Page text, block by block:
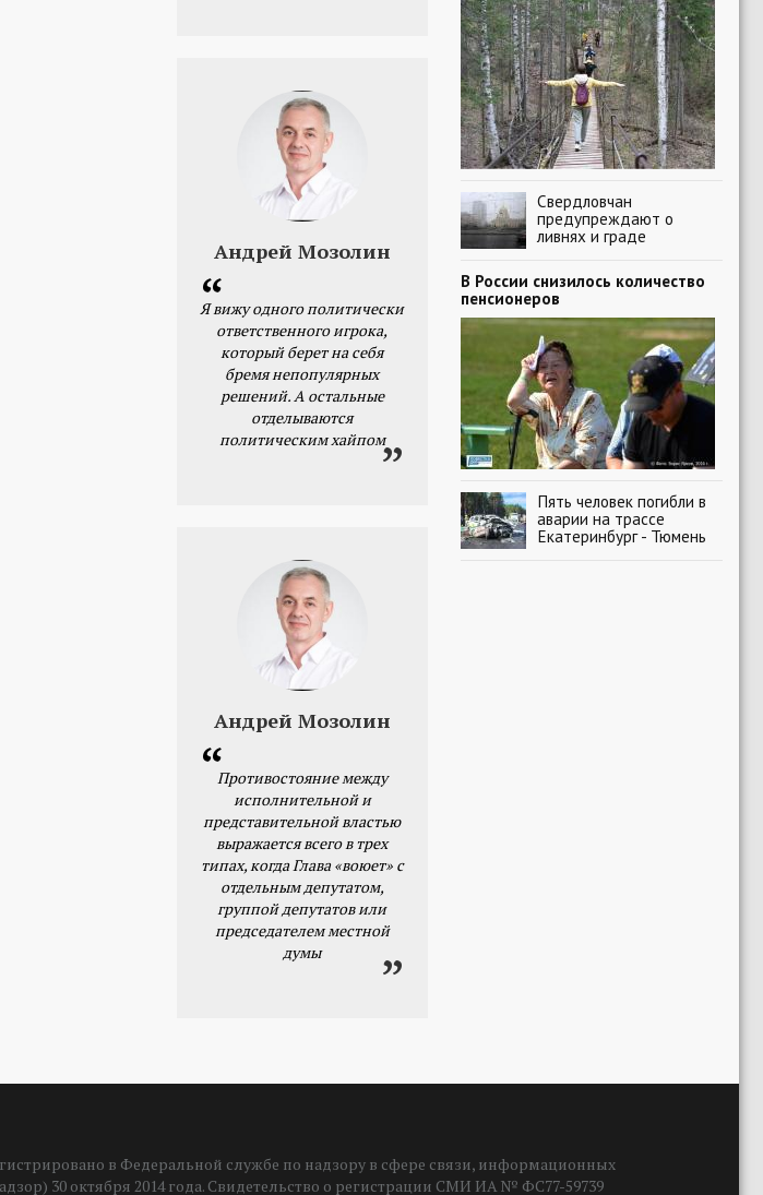
Андрей Мозолин
Я вижу одного политически
ответственного игрока,
который берет на себя
бремя непопулярных
решений. А остальные
отделываются
политическим хайпом
Андрей Мозолин
Противостояние между
исполнительной и
представительной властью
выражается всего в трех
типах, когда Глава «воюет» с
отдельным депутатом,
группой депутатов или
председателем местной
думы
Свердловчан
предупреждают о
ливнях и граде
В России снизилось количество
пенсионеров
Пять человек погибли в
аварии на трассе
Екатеринбург - Тюмень
в Федеральной службе по надзору в сфере связи, информационных
30 октября 2014 года. Свидетельство о регистрации СМИ ИА № ФС77-59739